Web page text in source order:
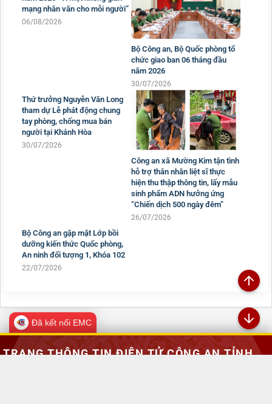
Bộ Công an, Bộ Quốc phòng tổ
chức giao ban 06 tháng đầu
năm 2026
30/07/2026
Công an xã Mường Kim tận tình
hỗ trợ thân nhân liệt sĩ thực
hiện thu thập thông tin, lấy mẫu
sinh phẩm ADN hưởng ứng
“Chiến dịch 500 ngày đêm”
26/07/2026
Bộ Công an gặp mặt Lớp bồi
dưỡng kiến thức Quốc phòng,
An ninh đối tượng 1, Khóa 102
22/07/2026